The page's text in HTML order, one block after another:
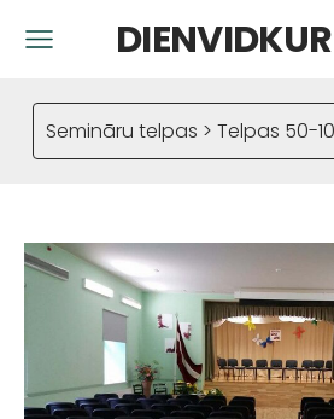
Semināru telpas > Telpas 50-